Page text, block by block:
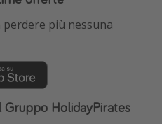
perdere più nessuna
HolidayPirates